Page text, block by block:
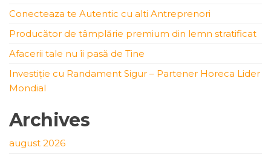
Conecteaza te Autentic cu alti Antreprenori
Producător de tâmplărie premium din lemn stratificat
Afacerii tale nu îi pasă de Tine
Investiție cu Randament Sigur – Partener Horeca Lider
Mondial
Archives
august 2026